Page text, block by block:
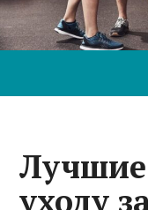
Лучшие
уходу